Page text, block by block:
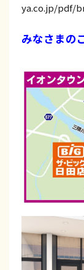
ya.co.jp/pdf/
みなさまの